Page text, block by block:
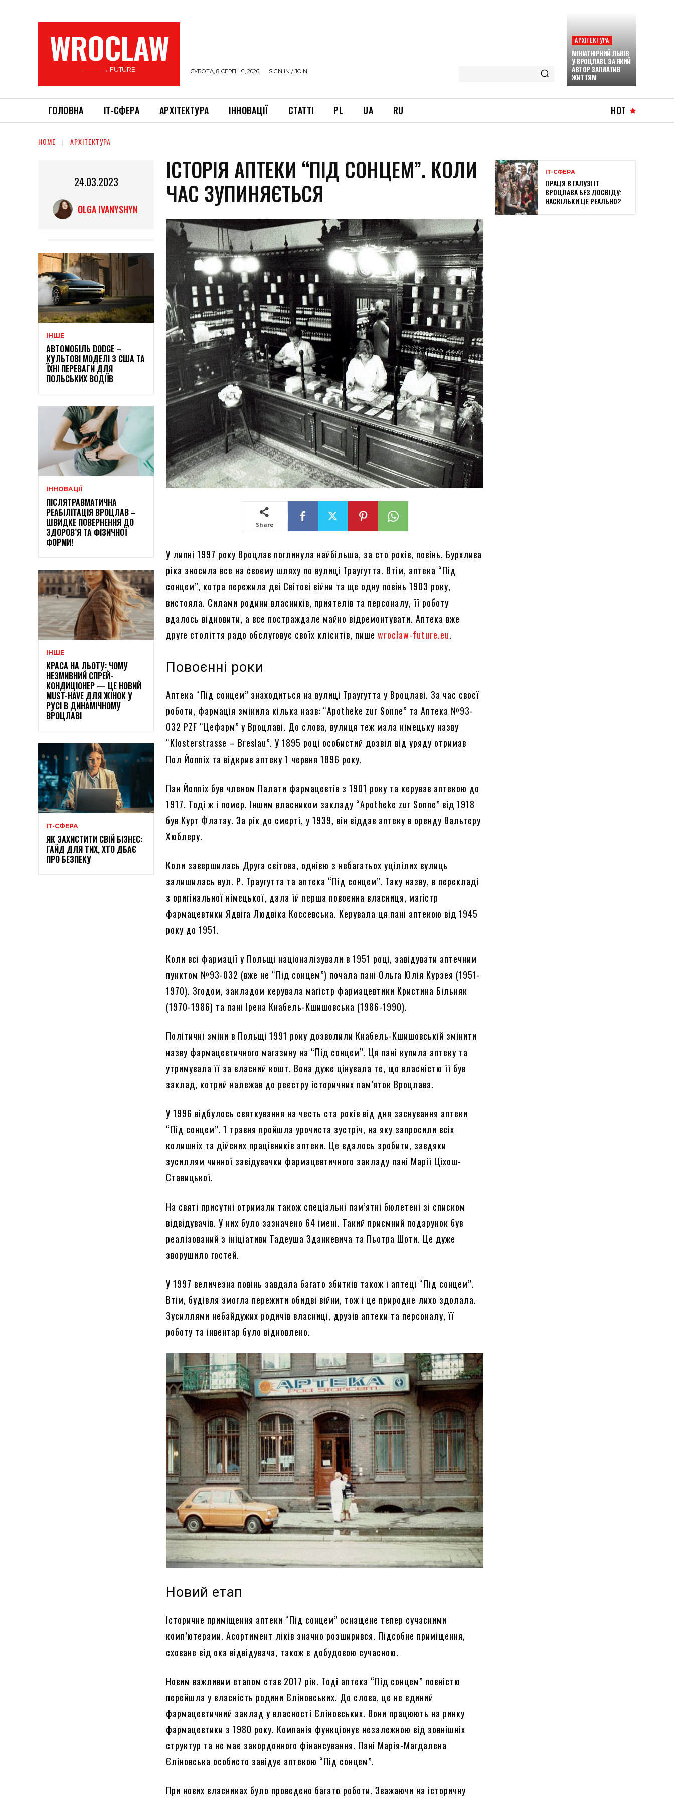
WROCLAW
———→ FUTURE СУБОТА, 8 СЕРПНЯ, 2026 SIGN IN / JOIN
АРХІТЕКТУРА
МІНІАТЮРНИЙ ЛЬВІВ
У ВРОЦЛАВІ, ЗА ЯКИЙ
АВТОР ЗАПЛАТИВ
ЖИТТЯМ
ГОЛОВНА ІТ-СФЕРА АРХІТЕКТУРА ІННОВАЦІЇ СТАТТІ PL UA RU HOT
HOME АРХІТЕКТУРА
24.03.2023
OLGA IVANYSHYN
ІНШЕ
АВТОМОБІЛЬ DODGE –
КУЛЬТОВІ МОДЕЛІ З США ТА
ЇХНІ ПЕРЕВАГИ ДЛЯ
ПОЛЬСЬКИХ ВОДІЇВ
ІННОВАЦІЇ
ПІСЛЯТРАВМАТИЧНА
РЕАБІЛІТАЦІЯ ВРОЦЛАВ –
ШВИДКЕ ПОВЕРНЕННЯ ДО
ЗДОРОВ’Я ТА ФІЗИЧНОЇ
ФОРМИ!
ІНШЕ
КРАСА НА ЛЬОТУ: ЧОМУ
НЕЗМИВНИЙ СПРЕЙ-
КОНДИЦІОНЕР — ЦЕ НОВИЙ
MUST-HAVE ДЛЯ ЖІНОК У
РУСІ В ДИНАМІЧНОМУ
ВРОЦЛАВІ
ІТ-СФЕРА
ЯК ЗАХИСТИТИ СВІЙ БІЗНЕС:
ГАЙД ДЛЯ ТИХ, ХТО ДБАЄ
ПРО БЕЗПЕКУ
ІСТОРІЯ АПТЕКИ “ПІД СОНЦЕМ”. КОЛИ
ЧАС ЗУПИНЯЄТЬСЯ
Share
У липні 1997 року Вроцлав поглинула найбільша, за сто років, повінь. Бурхлива
ріка зносила все на своєму шляху по вулиці Траугутта. Втім, аптека “Під
сонцем”, котра пережила дві Світові війни та ще одну повінь 1903 року,
вистояла. Силами родини власників, приятелів та персоналу, її роботу
вдалось відновити, а все постраждале майно відремонтувати. Аптека вже
друге століття радо обслуговує своїх клієнтів, пишеwroclaw-future.eu.
Повоєнні роки
Аптека “Під сонцем” знаходиться на вулиці Траугутта у Вроцлаві. За час своєї
роботи, фармація змінила кілька назв: “Apotheke zur Sonne” та Аптека №93-
032 PZF “Цефарм” у Вроцлаві. До слова, вулиця теж мала німецьку назву
“Klosterstrasse – Breslau”. У 1895 році особистий дозвіл від уряду отримав
Пол Йоппіх та відкрив аптеку 1 червня 1896 року.
Пан Йоппіх був членом Палати фармацевтів з 1901 року та керував аптекою до
1917. Тоді ж і помер. Іншим власником закладу “Apotheke zur Sonne” від 1918
був Курт Флатау. За рік до смерті, у 1939, він віддав аптеку в оренду Вальтеру
Хюблеру.
Коли завершилась Друга світова, однією з небагатьох уцілілих вулиць
залишилась вул. Р. Траугутта та аптека “Під сонцем”. Таку назву, в перекладі
з оригінальної німецької, дала їй перша повоєнна власниця, магістр
фармацевтики Ядвіга Людвіка Коссевська. Керувала ця пані аптекою від 1945
року до 1951.
Коли всі фармації у Польщі націоналізували в 1951 році, завідувати аптечним
пунктом №93-032 (вже не “Під сонцем”) почала пані Ольга Юлія Курзея (1951-
1970). Згодом, закладом керувала магістр фармацевтики Кристина Більняк
(1970-1986) та пані Ірена Кнабель-Кшишовська (1986-1990).
Політичні зміни в Польщі 1991 року дозволили Кнабель-Кшишовській змінити
назву фармацевтичного магазину на “Під сонцем”. Ця пані купила аптеку та
утримувала її за власний кошт. Вона дуже цінувала те, що власністю її був
заклад, котрий належав до реєстру історичних пам’яток Вроцлава.
У 1996 відбулось святкування на честь ста років від дня заснування аптеки
“Під сонцем”. 1 травня пройшла урочиста зустріч, на яку запросили всіх
колишніх та дійсних працівників аптеки. Це вдалось зробити, завдяки
зусиллям чинної завідувачки фармацевтичного закладу пані Марії Ціхош-
Ставицької.
На святі присутні отримали також спеціальні пам’ятні бюлетені зі списком
відвідувачів. У них було зазначено 64 імені. Такий приємний подарунок був
реалізований з ініціативи Тадеуша Зданкевича та Пьотра Шоти. Це дуже
зворушило гостей.
У 1997 величезна повінь завдала багато збитків також і аптеці “Під сонцем”.
Втім, будівля змогла пережити обидві війни, тож і це природне лихо здолала.
Зусиллями небайдужих родичів власниці, друзів аптеки та персоналу, її
роботу та інвентар було відновлено.
Новий етап
Історичне приміщення аптеки “Під сонцем” оснащене тепер сучасними
комп’ютерами. Асортимент ліків значно розширився. Підсобне приміщення,
сховане від ока відвідувача, також є добудовою сучасною.
Новим важливим етапом став 2017 рік. Тоді аптека “Під сонцем” повністю
перейшла у власність родини Єліновських. До слова, це не єдиний
фармацевтичний заклад у власності Єліновських. Вони працюють на ринку
фармацевтики з 1980 року. Компанія функціонує незалежною від зовнішніх
структур та не має закордонного фінансування. Пані Марія-Магдалена
Єліновська особисто завідує аптекою “Під сонцем”.
При нових власниках було проведено багато роботи. Зважаючи на історичну
ІТ-СФЕРА
ПРАЦЯ В ГАЛУЗІ ІТ
ВРОЦЛАВА БЕЗ ДОСВІДУ:
НАСКІЛЬКИ ЦЕ РЕАЛЬНО?